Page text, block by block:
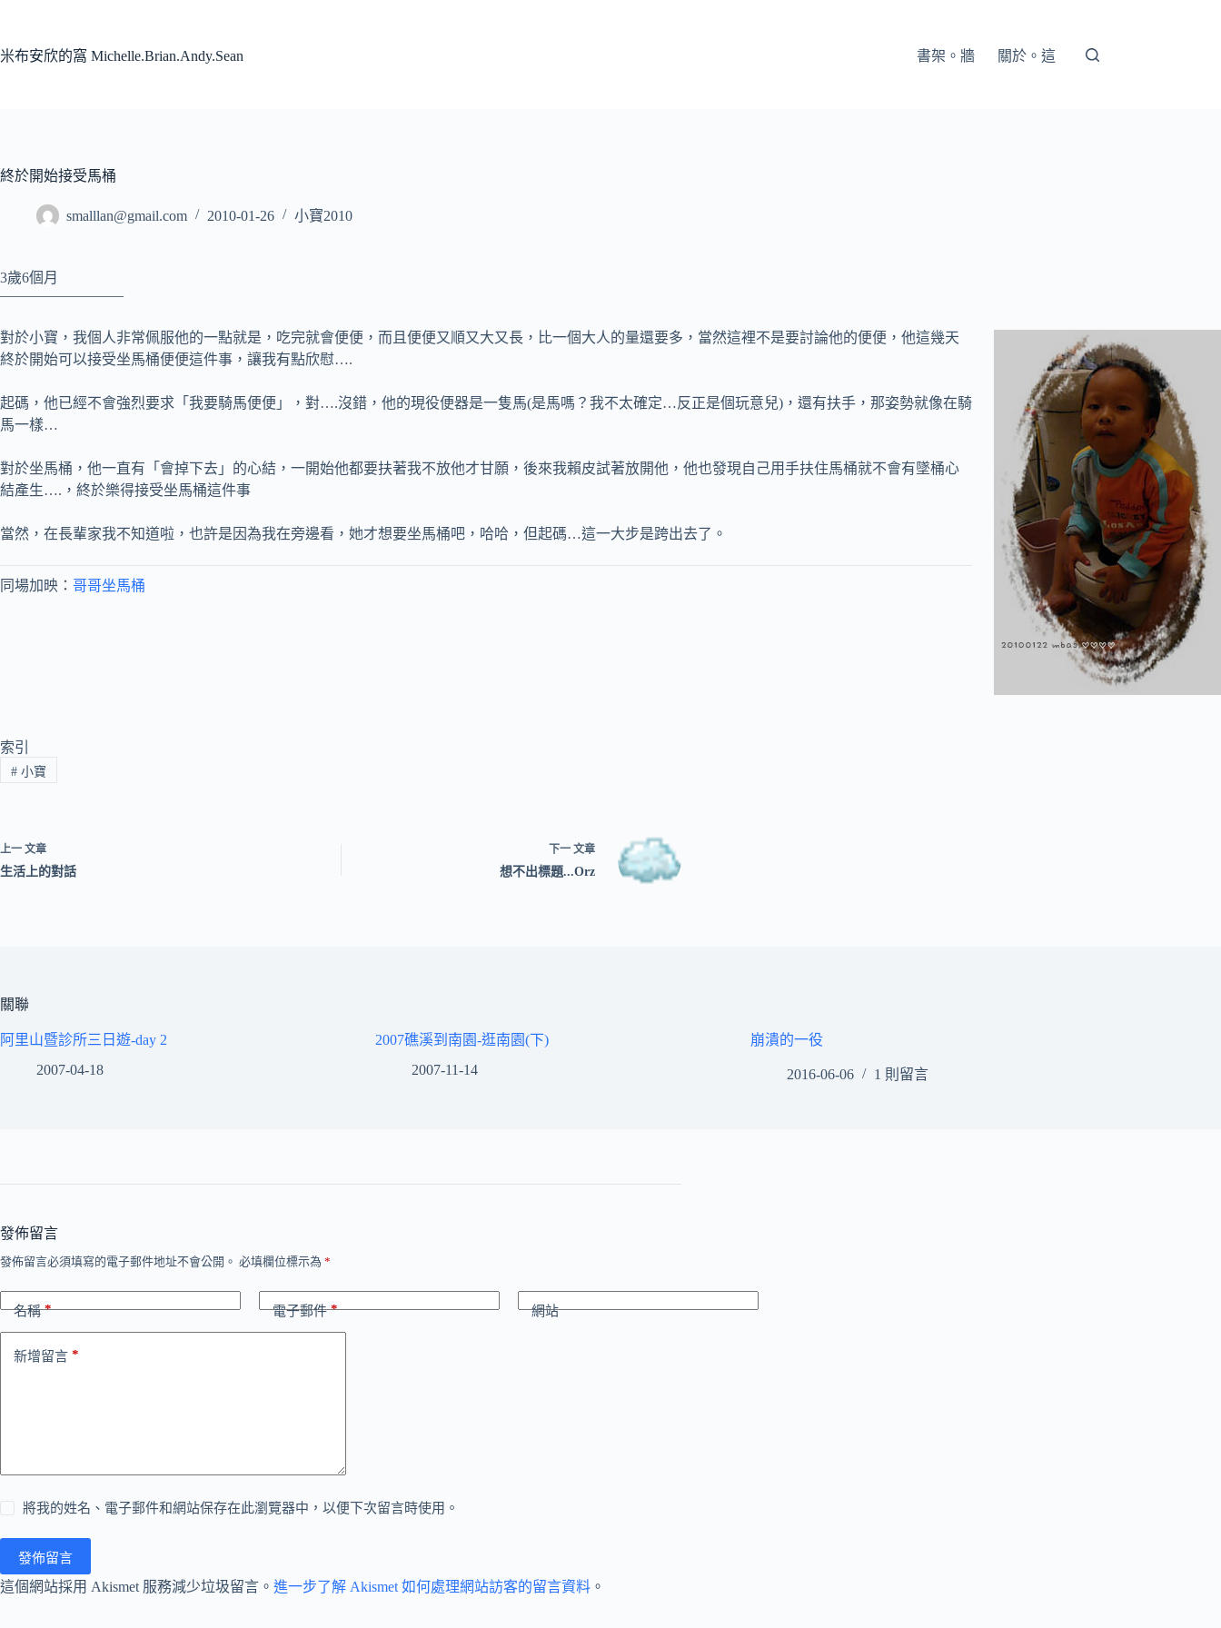
主
米布安欣的窩 Michelle.Brian.Andy.Sean 書架。牆 關於。這
終於開始接受馬桶
smalllan@gmail.com 2010-01-26 小寶2010
3歲6個月
————————–
對於小寶，我個人非常佩服他的一點就是，吃完就會便便，而且便便又順又大又長，比一個大人的量還要多，當然這裡不是要討論他的便便，他這幾天
終於開始可以接受坐馬桶便便這件事，讓我有點欣慰….
起碼，他已經不會強烈要求「我要騎馬便便」，對….沒錯，他的現役便器是一隻馬(是馬嗎？我不太確定…反正是個玩意兒)，還有扶手，那姿勢就像在騎
馬一樣…
對於坐馬桶，他一直有「會掉下去」的心結，一開始他都要扶著我不放他才甘願，後來我賴皮試著放開他，他也發現自己用手扶住馬桶就不會有墜桶心
結產生….，終於樂得接受坐馬桶這件事
當然，在長輩家我不知道啦，也許是因為我在旁邊看，她才想要坐馬桶吧，哈哈，但起碼…這一大步是跨出去了。
同場加映： 哥哥坐馬桶
索引
#小寶
上一 文章
生活上的對話
下一 文章
想不出標題...Orz
關聯
阿里山暨診所三日遊-day 2
2007-04-18
2007礁溪到南園-逛南園(下)
2007-11-14
崩潰的一役
2016-06-06 1 則留言
發佈留言
發佈留言必須填寫的電子郵件地址不會公開。 必填欄位標示為 *
名稱* 電子郵件* 網站
新增留言 *
將我的姓名、電子郵件和網站保存在此瀏覽器中，以便下次留言時使用。
發佈留言
這個網站採用 Akismet 服務減少垃圾留言。 進一步了解 Akismet 如何處理網站訪客的留言資料 。